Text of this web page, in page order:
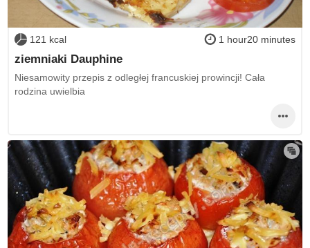
121 kcal 1 hour20 minutes
ziemniaki Dauphine
Niesamowity przepis z odległej francuskiej prowincji! Cała
rodzina uwielbia